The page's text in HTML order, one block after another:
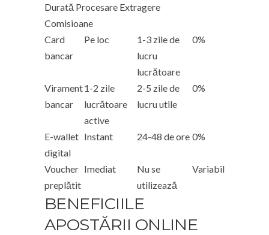
Durată Procesare Extragere
Comisioane
Card
bancar
Pe loc
1-3 zile de
lucru
lucrătoare
0%
Virament
bancar
1-2 zile
lucrătoare
active
2-5 zile de
lucru utile
0%
E-wallet
digital
Instant 24-48 de ore 0%
Voucher
preplătit
Imediat
Nu se
utilizează
Variabil
BENEFICIILE
APOSTĂRII ONLINE